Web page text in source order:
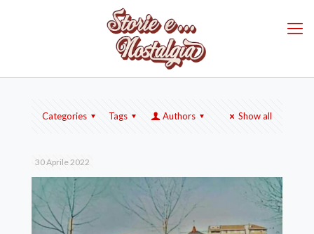
Categories Tags Authors Show all
30 Aprile 2022